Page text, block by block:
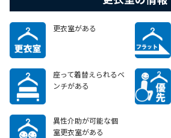
更衣室がある
座って着替えられるベ
ンチがある
異性介助が可能な個
室更衣室がある